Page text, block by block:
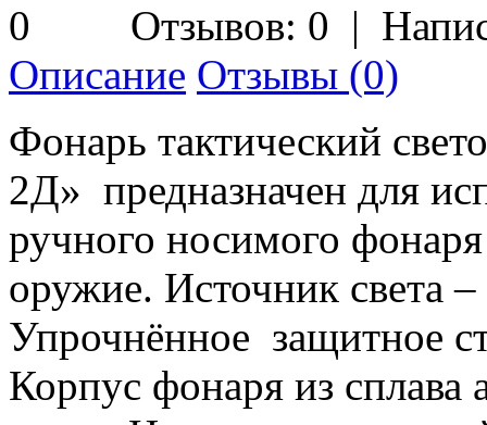
Отзывов: 0 |
Описание Отзывы (0)
Фонарь тактический
2Д» предназначен для
ручного носимого
оружие. Источник света –
Упрочнённое защитное
Корпус фонаря из